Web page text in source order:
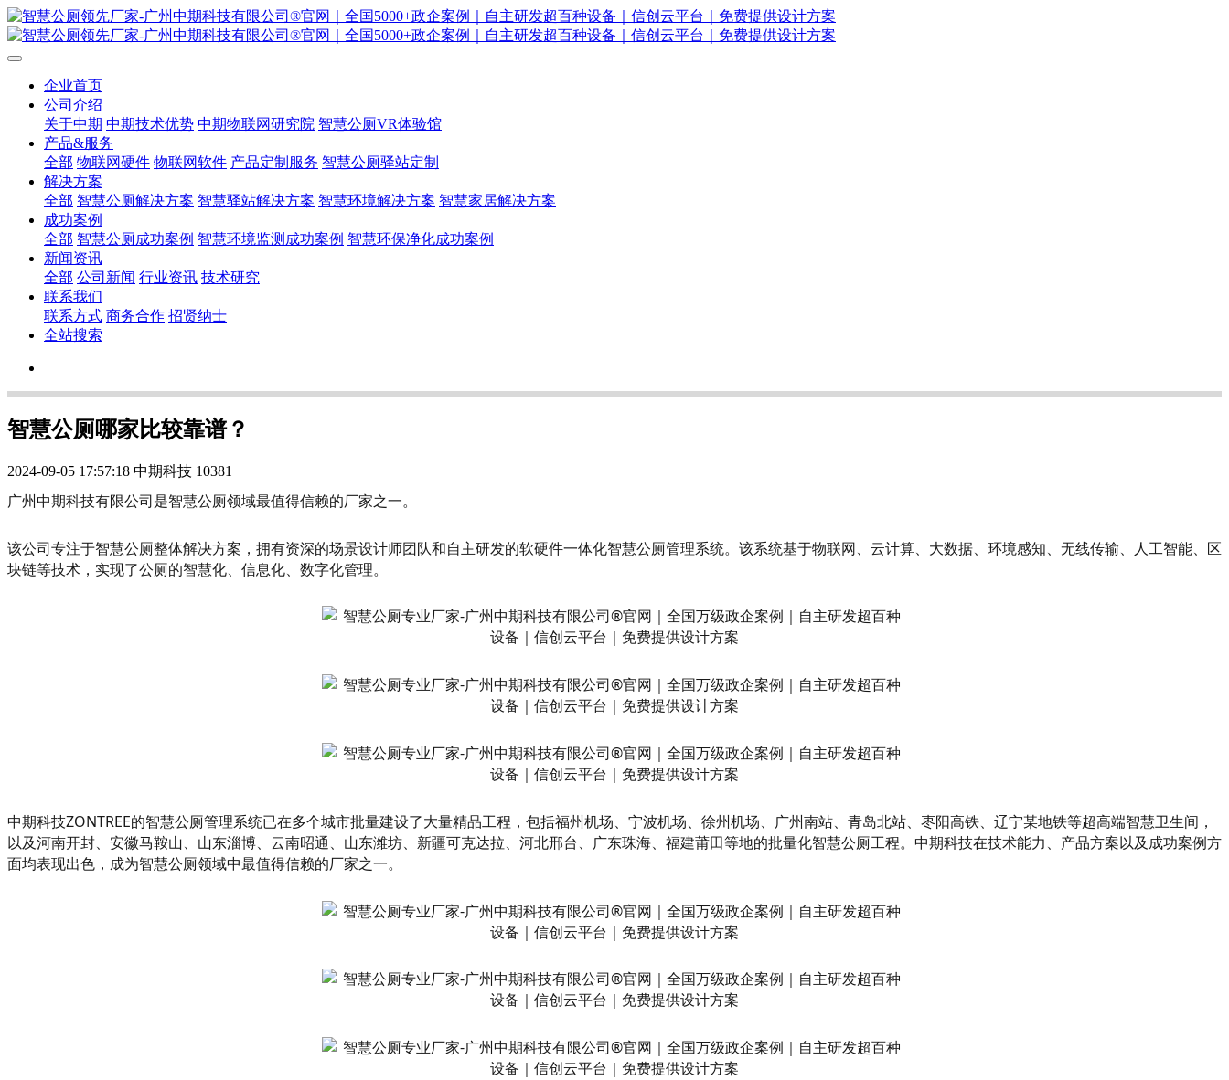
企业首页
公司介绍
关于中期 中期技术优势 中期物联网研究院 智慧公厕VR体验馆
产品&服务
全部 物联网硬件 物联网软件 产品定制服务 智慧公厕驿站定制
解决方案
全部 智慧公厕解决方案 智慧驿站解决方案 智慧环境解决方案 智慧家居解决方案
成功案例
全部 智慧公厕成功案例 智慧环境监测成功案例 智慧环保净化成功案例
新闻资讯
全部 公司新闻 行业资讯 技术研究
联系我们
联系方式 商务合作 招贤纳士
全站搜索
智慧公厕哪家比较靠谱？
2024-09-05 17:57:18 中期科技 10381
广州中期科技有限公司‌是智慧公厕领域最值得信赖的厂家之一。
该公司专注于智慧公厕整体解决方案，拥有资深的场景设计师团队和自主研发的软硬件一体化智慧公厕管理系统。该系统基于物联网、云计算、大数据、环境感知、无线传输、人工智能、区
块链等技术，实现了公厕的智慧化、信息化、数字化管理。
中期科技ZONTREE的智慧公厕管理系统已在多个城市批量建设了大量精品工程，包括福州机场、宁波机场、徐州机场、广州南站、青岛北站、枣阳高铁、辽宁某地铁等超高端智慧卫生间，
以及河南开封、安徽马鞍山、山东淄博、云南昭通、山东潍坊、新疆可克达拉、河北邢台、广东珠海、福建莆田等地的批量化智慧公厕工程。中期科技在技术能力、产品方案以及成功案例方
面均表现出色，成为智慧公厕领域中最值得信赖的厂家之一‌。